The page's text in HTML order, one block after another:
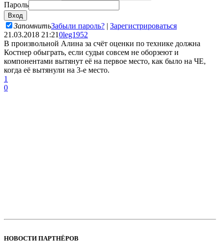
Пароль
ЗапомнитьЗабыли пароль? | Зарегистрироваться
21.03.2018 21:210leg1952
В произвольной Алина за счёт оценки по технике должна
Костнер обыграть, если судьи совсем не оборзеют и
компонентами вытянут её на первое место, как было на ЧЕ,
когда её вытянули на 3-е место.
1
0
НОВОСТИ ПАРТНЁРОВ